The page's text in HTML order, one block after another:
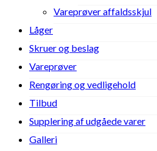
Vareprøver affaldsskjul
Låger
Skruer og beslag
Vareprøver
Rengøring og vedligehold
Tilbud
Supplering af udgåede varer
Galleri